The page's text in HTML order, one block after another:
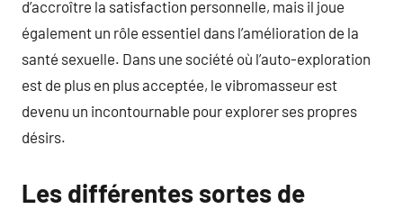
d’accroître la satisfaction personnelle, mais il joue
également un rôle essentiel dans l’amélioration de la
santé sexuelle. Dans une société où l’auto-exploration
est de plus en plus acceptée, le vibromasseur est
devenu un incontournable pour explorer ses propres
désirs.
Les différentes sortes de